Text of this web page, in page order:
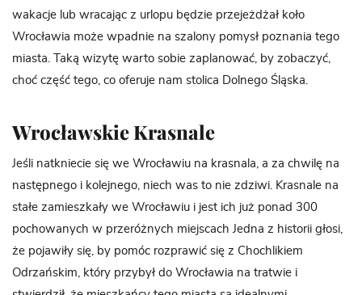
wakacje lub wracając z urlopu będzie przejeżdżał koło
Wrocławia może wpadnie na szalony pomysł poznania tego
miasta. Taką wizytę warto sobie zaplanować, by zobaczyć,
choć część tego, co oferuje nam stolica Dolnego Śląska.
Wrocławskie Krasnale
Jeśli natkniecie się we Wrocławiu na krasnala, a za chwilę na
następnego i kolejnego, niech was to nie zdziwi. Krasnale na
stałe zamieszkały we Wrocławiu i jest ich już ponad 300
pochowanych w przeróżnych miejscach Jedna z historii głosi,
że pojawiły się, by pomóc rozprawić się z Chochlikiem
Odrzańskim, który przybył do Wrocławia na tratwie i